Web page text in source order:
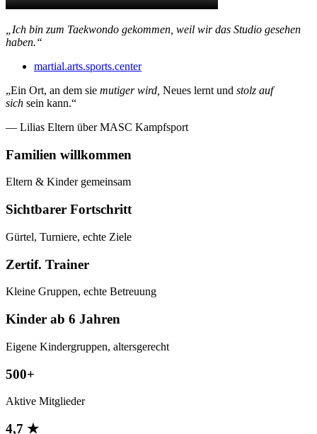
„Ich bin zum Taekwondo gekommen, weil wir das Studio gesehen
haben.“
martial.arts.sports.center
„Ein Ort, an dem sie mutiger wird, Neues lernt und stolz auf
sich sein kann.“
— Lilias Eltern über MASC Kampfsport
Familien willkommen
Eltern & Kinder gemeinsam
Sichtbarer Fortschritt
Gürtel, Turniere, echte Ziele
Zertif. Trainer
Kleine Gruppen, echte Betreuung
Kinder ab 6 Jahren
Eigene Kindergruppen, altersgerecht
500+
Aktive Mitglieder
4,7 ★